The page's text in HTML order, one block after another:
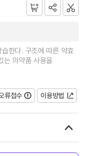
한다. 구조에 따른 약효
는 의약품 사용을
류접수
이용방법